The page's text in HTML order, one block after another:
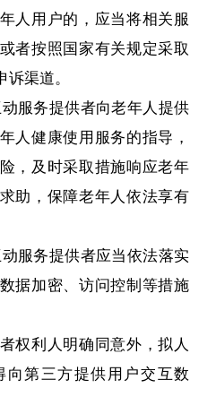
人用户的，应当将相关服
者按照国家有关规定采取
渠道。
务提供者向老年人提供
人健康使用服务的指导，
，及时采取措施响应老年
助，保障老年人依法享有
务提供者应当依法落实
据加密、访问控制等措施
利人明确同意外，拟人
第三方提供用户交互数